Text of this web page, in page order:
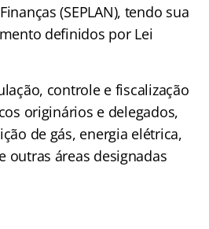
(SEPLAN), tendo sua
definidos por Lei
controle e fiscalização
originários e delegados,
de gás, energia elétrica,
outras áreas designadas